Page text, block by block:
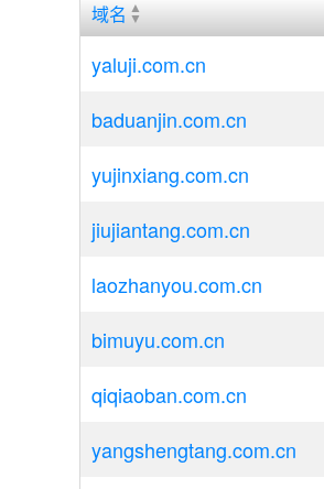
域名
yaluji.com.cn
baduanjin.com.cn
yujinxiang.com.cn
jiujiantang.com.cn
laozhanyou.com.cn
bimuyu.com.cn
qiqiaoban.com.cn
yangshengtang.com.cn